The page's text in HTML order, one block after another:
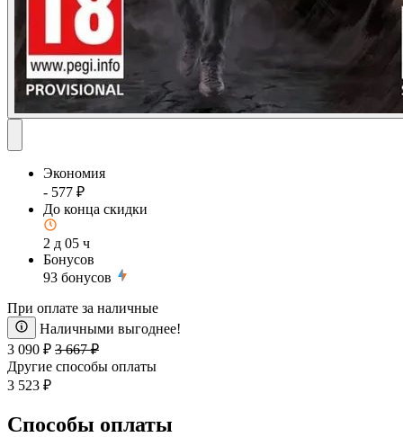
Экономия
- 577 ₽
До конца скидки
2 д 05 ч
Бонусов
93 бонусов
При оплате за наличные
Наличными выгоднее!
3 090 ₽ 3 667 ₽
Другие способы оплаты
3 523 ₽
Способы оплаты